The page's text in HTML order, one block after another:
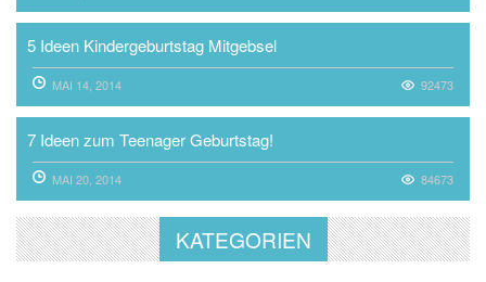
5 Ideen Kindergeburtstag Mitgebsel
MAI 14, 2014 92473
7 Ideen zum Teenager Geburtstag!
MAI 20, 2014 84673
KATEGORIEN